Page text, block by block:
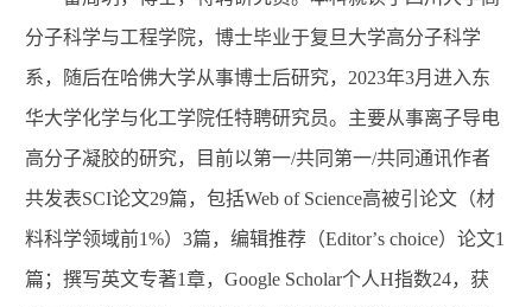
分子科学与工程学院，博士毕业于复旦大学高分子科学
系，随后在哈佛大学从事博士后研究， 2023年3月进入东
华大学化学与化工学院任特聘研究员。主要从事离子导电
高分子凝胶的研究，目前以第一/共同第一/共同通讯作者
共发表SCI论文29篇，包括Web of Science高被引论文（材
料科学领域前1%） 3篇，编辑推荐（Editor’s choice）论文1
篇；撰写英文专著1章， Google Scholar个人H指数24，获